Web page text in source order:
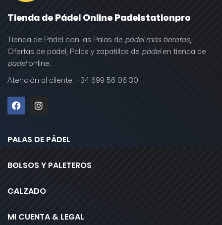
Tienda de Pádel Online Padelstationpro
Tienda de Pádel con las Palas de pádel más baratas,
Ofertas de pádel, Palas y zapatillas de pádelen tienda de
padelonline.
Atención al cliente: +34 699 56 06 30
PALAS DE PÁDEL
BOLSOS Y PALETEROS
CALZADO
MI CUENTA & LEGAL